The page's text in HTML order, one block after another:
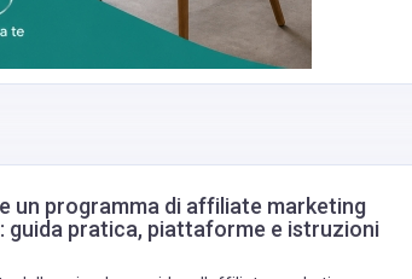
un programma di affiliate marketing
guida pratica, piattaforme e istruzioni